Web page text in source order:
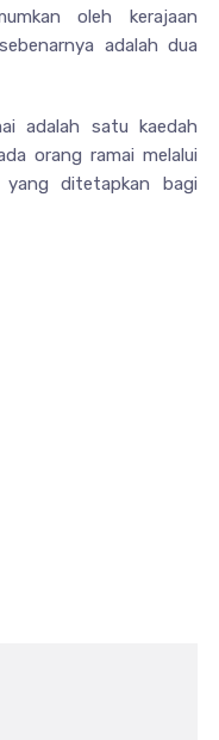
oleh kerajaan
adalah dua
adalah satu kaedah
orang ramai melalui
ditetapkan bagi